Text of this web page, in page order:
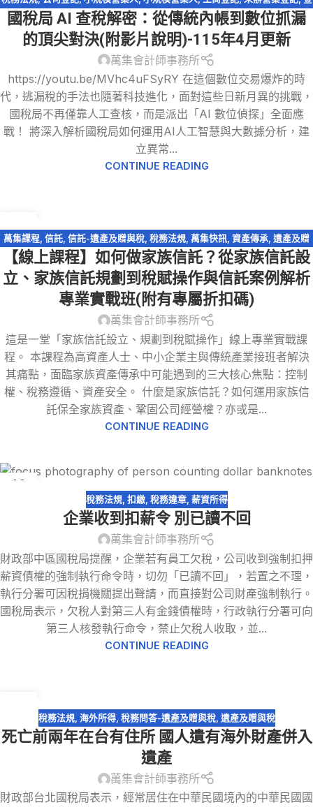
帳,營業登記,營業稅,稅務違章 ,網路交易課稅,逃漏稅 ,電商系列
國稅局 AI 查稅解密：從傳統內帳到數位抓漏
的頂尖對決(附影片說明)-115年4月更新
萬集會計師事務所
https://youtu.be/MVhc4uFSyRY 在這個數位交易爆炸的時
代，逃漏稅的手法也隨著科技進化，面對這些日新月異的挑戰，
國稅局不再僅靠人工查核，而是派出「AI 數位偵探」全面應
戰！ 將深入解析國稅局如何運用AI人工智慧與大數據分析，建
立異常...
CONTINUE READING
1 月
萬集課程 信託 信託-遺產及贈與稅 稅務法規 萬集快訊 資產傳承 遺產及贈
與稅
【線上課程】如何做家族信託？從家族信託設
立、家族信託規劃到稅賦操作與信託案例解析
專業實戰班(附有專屬折扣碼)
萬集會計師事務所
這是一堂「家族信託設立、規劃到稅賦操作」線上專業實戰課
程。 本課程為高資產人士、中小企業主與傳統產業接班者解決
其痛點，面臨家族資產傳承中可能遇到的三大核心焦點：控制
權、稅務遵循、資產安全。 什麼是家族信託？如何運用家族信
託保全家族資產、鞏固公司經營權？亦或是...
CONTINUE READING
16
稅務法規, 扣繳, 稅務違章, 薪資所得
企業收到扣薪令 別已讀不回
萬集會計師事務所
財政部中區國稅局提醒，企業若有員工欠稅，公司收到強制扣押
薪資債權的強制執行命令時，切勿「已讀不回」，若置之不理，
執行分署可因稅捐機關提出聲請，而直接對公司財產強制執行。
國稅局表示，欠稅人對第三人有金錢債權時，行政執行分署可向
第三人核發執行命令，禁止欠稅人收取，並...
CONTINUE READING
稅務法規, 海外所得, 稅務問答-遺產及贈與稅, 遺產及贈與稅
死亡前兩年在台有住所 國人遺有海外財產併入
遺產
萬集會計師事務所
財政部台北國稅局表示，經常居住在中華民國境內的中華民國國